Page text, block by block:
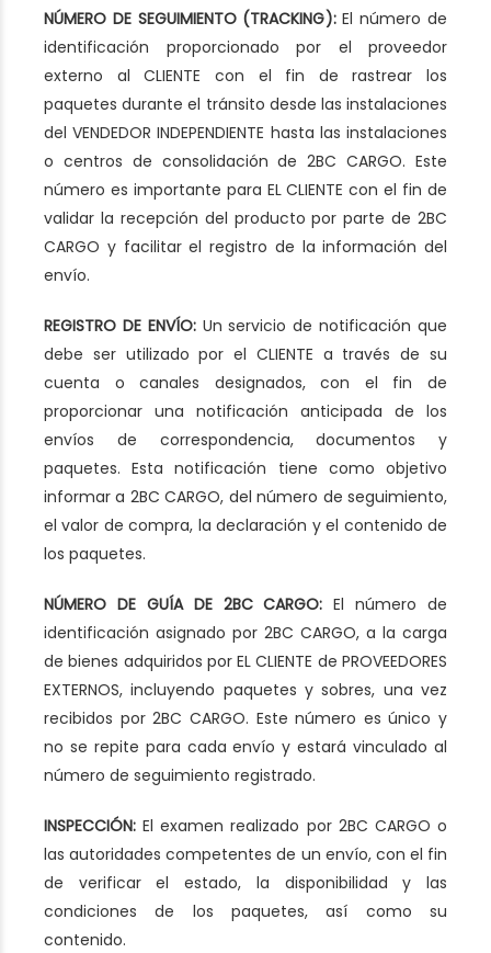
NÚMERO DE SEGUIMIENTO (TRACKING):El número de
identificación proporcionado por el proveedor
externo al CLIENTE con el fin de rastrear los
paquetes durante el tránsito desde las instalaciones
del VENDEDOR INDEPENDIENTE hasta las instalaciones
o centros de consolidación de 2BC CARGO. Este
número es importante para EL CLIENTE con el fin de
validar la recepción del producto por parte de 2BC
CARGO y facilitar el registro de la información del
envío.
REGISTRO DE ENVÍO:Un servicio de notificación que
debe ser utilizado por el CLIENTE a través de su
cuenta o canales designados, con el fin de
proporcionar una notificación anticipada de los
envíos de correspondencia, documentos y
paquetes. Esta notificación tiene como objetivo
informar a 2BC CARGO, del número de seguimiento,
el valor de compra, la declaración y el contenido de
los paquetes.
NÚMERO DE GUÍA DE 2BC CARGO: El número de
identificación asignado por 2BC CARGO, a la carga
de bienes adquiridos por EL CLIENTE de PROVEEDORES
EXTERNOS, incluyendo paquetes y sobres, una vez
recibidos por 2BC CARGO. Este número es único y
no se repite para cada envío y estará vinculado al
número de seguimiento registrado.
INSPECCIÓN:El examen realizado por 2BC CARGO o
las autoridades competentes de un envío, con el fin
de verificar el estado, la disponibilidad y las
condiciones de los paquetes, así como su
contenido.